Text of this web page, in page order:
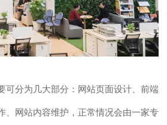
可分为几大部分：网站页面设计、前端
、网站内容维护，正常情况会由一家专